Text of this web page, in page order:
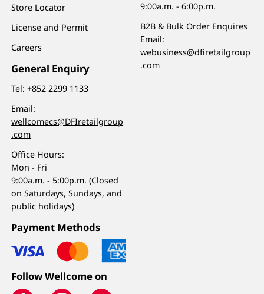
Store Locator
License and Permit
Careers
General Enquiry
Tel:+852 2299 1133
Email:
wellcomecs@DFIretailgroup
.com
Office Hours:
Mon - Fri
9:00a.m. - 5:00p.m. (Closed
on Saturdays, Sundays, and
public holidays)
9:00a.m. - 6:00p.m.
B2B & Bulk Order Enquires
Email:
webusiness@dfiretailgroup
.com
Payment Methods
Follow Wellcome on